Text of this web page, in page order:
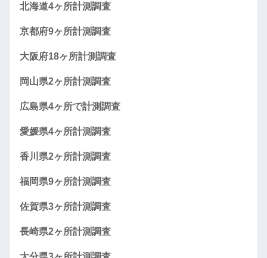
北海道4ヶ所計測調査
京都府9ヶ所計測調査
大阪府18ヶ所計測調査
岡山県2ヶ所計測調査
広島県4ヶ所で計測調査
愛媛県4ヶ所計測調査
香川県2ヶ所計測調査
福岡県9ヶ所計測調査
佐賀県3ヶ所計測調査
長崎県2ヶ所計測調査